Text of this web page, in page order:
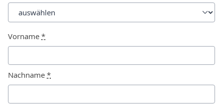
Vorname *
Nachname *